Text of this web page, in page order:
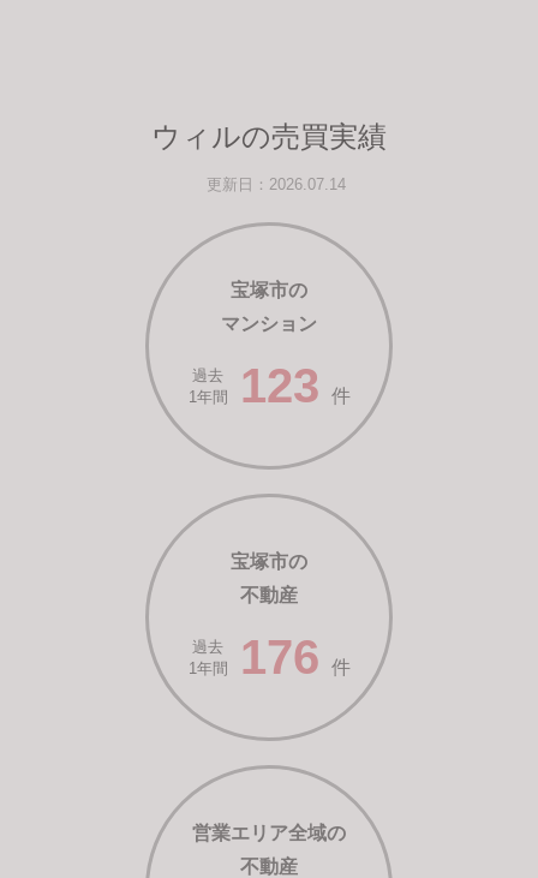
ウィルの売買実績
更新日：2026.07.14
宝塚市の
マンション
過去
1年間
123 件
宝塚市の
不動産
過去
1年間
176 件
営業エリア全域の
不動産